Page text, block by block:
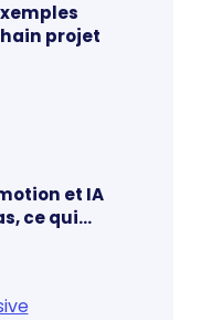
projet
et IA
ce qui